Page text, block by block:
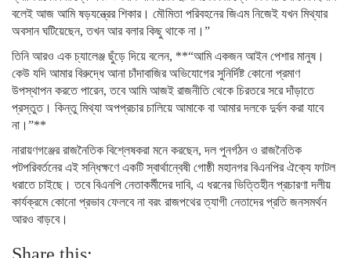
বলেই আজ আমি ষড়যন্ত্রের শিকার। মৌমিতা পরিবহনের জিএম নিজেই যখন মিথ্যার
অবসান ঘটিয়েছেন, তখন আর বলার কিছু থাকে না।”
তিনি আরও এক চ্যালেঞ্জ ছুঁড়ে দিয়ে বলেন, **“আমি একজন আইন পেশার মানুষ।
কেউ যদি আমার বিরুদ্ধে আনা চাঁদাবাজির অভিযোগের সুনির্দিষ্ট কোনো প্রমাণ
উপস্থাপন করতে পারেন, তবে আমি আজই রাজনীতি থেকে চিরতরে সরে দাঁড়াতে
প্রস্তুত। কিন্তু মিথ্যা অপপ্রচার চালিয়ে আমাকে বা আমার দলকে দুর্বল করা যাবে
না।”**
নারায়ণগঞ্জের রাজনৈতিক বিশ্লেষকরা মনে করছেন, দল পুনর্গঠন ও রাজনৈতিক
পটপরিবর্তনের এই সন্ধিক্ষণে একটি স্বার্থান্বেষী গোষ্ঠী মহানগর বিএনপির ঐক্যে ফাটল
ধরাতে চাইছে। তবে বিএনপি নেতাকর্মীদের দাবি, এ ধরনের ভিত্তিহীন প্রচারণা দলীয়
কার্যক্রমে কোনো প্রভাব ফেলবে না বরং রাজপথের ত্যাগী নেতাদের প্রতি জনসমর্থন
আরও বাড়বে।